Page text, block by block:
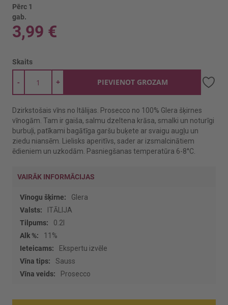
Pērc 1
gab.
3,99 €
Skaits
+
- PIEVIENOT GROZAM
Dzirkstošais vīns no Itālijas. Prosecco no 100% Glera šķirnes
vīnogām. Tam ir gaiša, salmu dzeltena krāsa, smalki un noturīgi
burbuļi, patīkami bagātīga garšu buķete ar svaigu augļu un
ziedu niansēm. Lielisks aperitīvs, sader ar izsmalcinātiem
ēdieniem un uzkodām. Pasniegšanas temperatūra 6-8°C.
VAIRĀK INFORMĀCIJAS
Vairāk
informācijas
Glera
ITĀLIJA
0.2l
11%
Ekspertu izvēle
Sauss
Prosecco